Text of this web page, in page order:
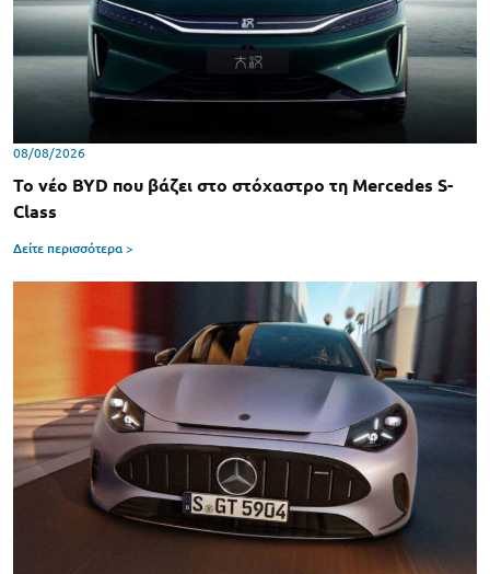
08/08/2026
Το νέο BYD που βάζει στο στόχαστρο τη Mercedes S-
Class
Δείτε περισσότερα >